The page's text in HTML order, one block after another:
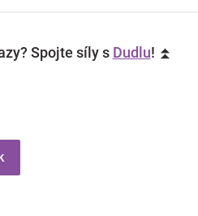
Spojte síly s Dudlu! ⏫